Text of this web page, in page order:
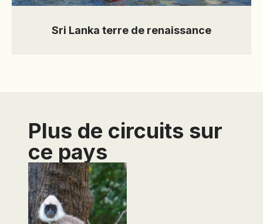
Sri Lanka terre de renaissance
Plus de circuits sur
ce pays